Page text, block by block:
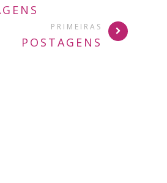
PRIMEIRAS
POSTAGENS